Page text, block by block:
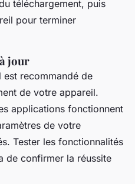
téléchargement, puis
pour terminer
jour
est recommandé de
de votre appareil.
applications fonctionnent
de votre
Tester les fonctionnalités
de confirmer la réussite